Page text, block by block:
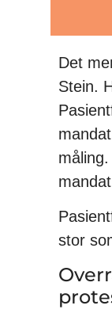
Det
Stein.
stor